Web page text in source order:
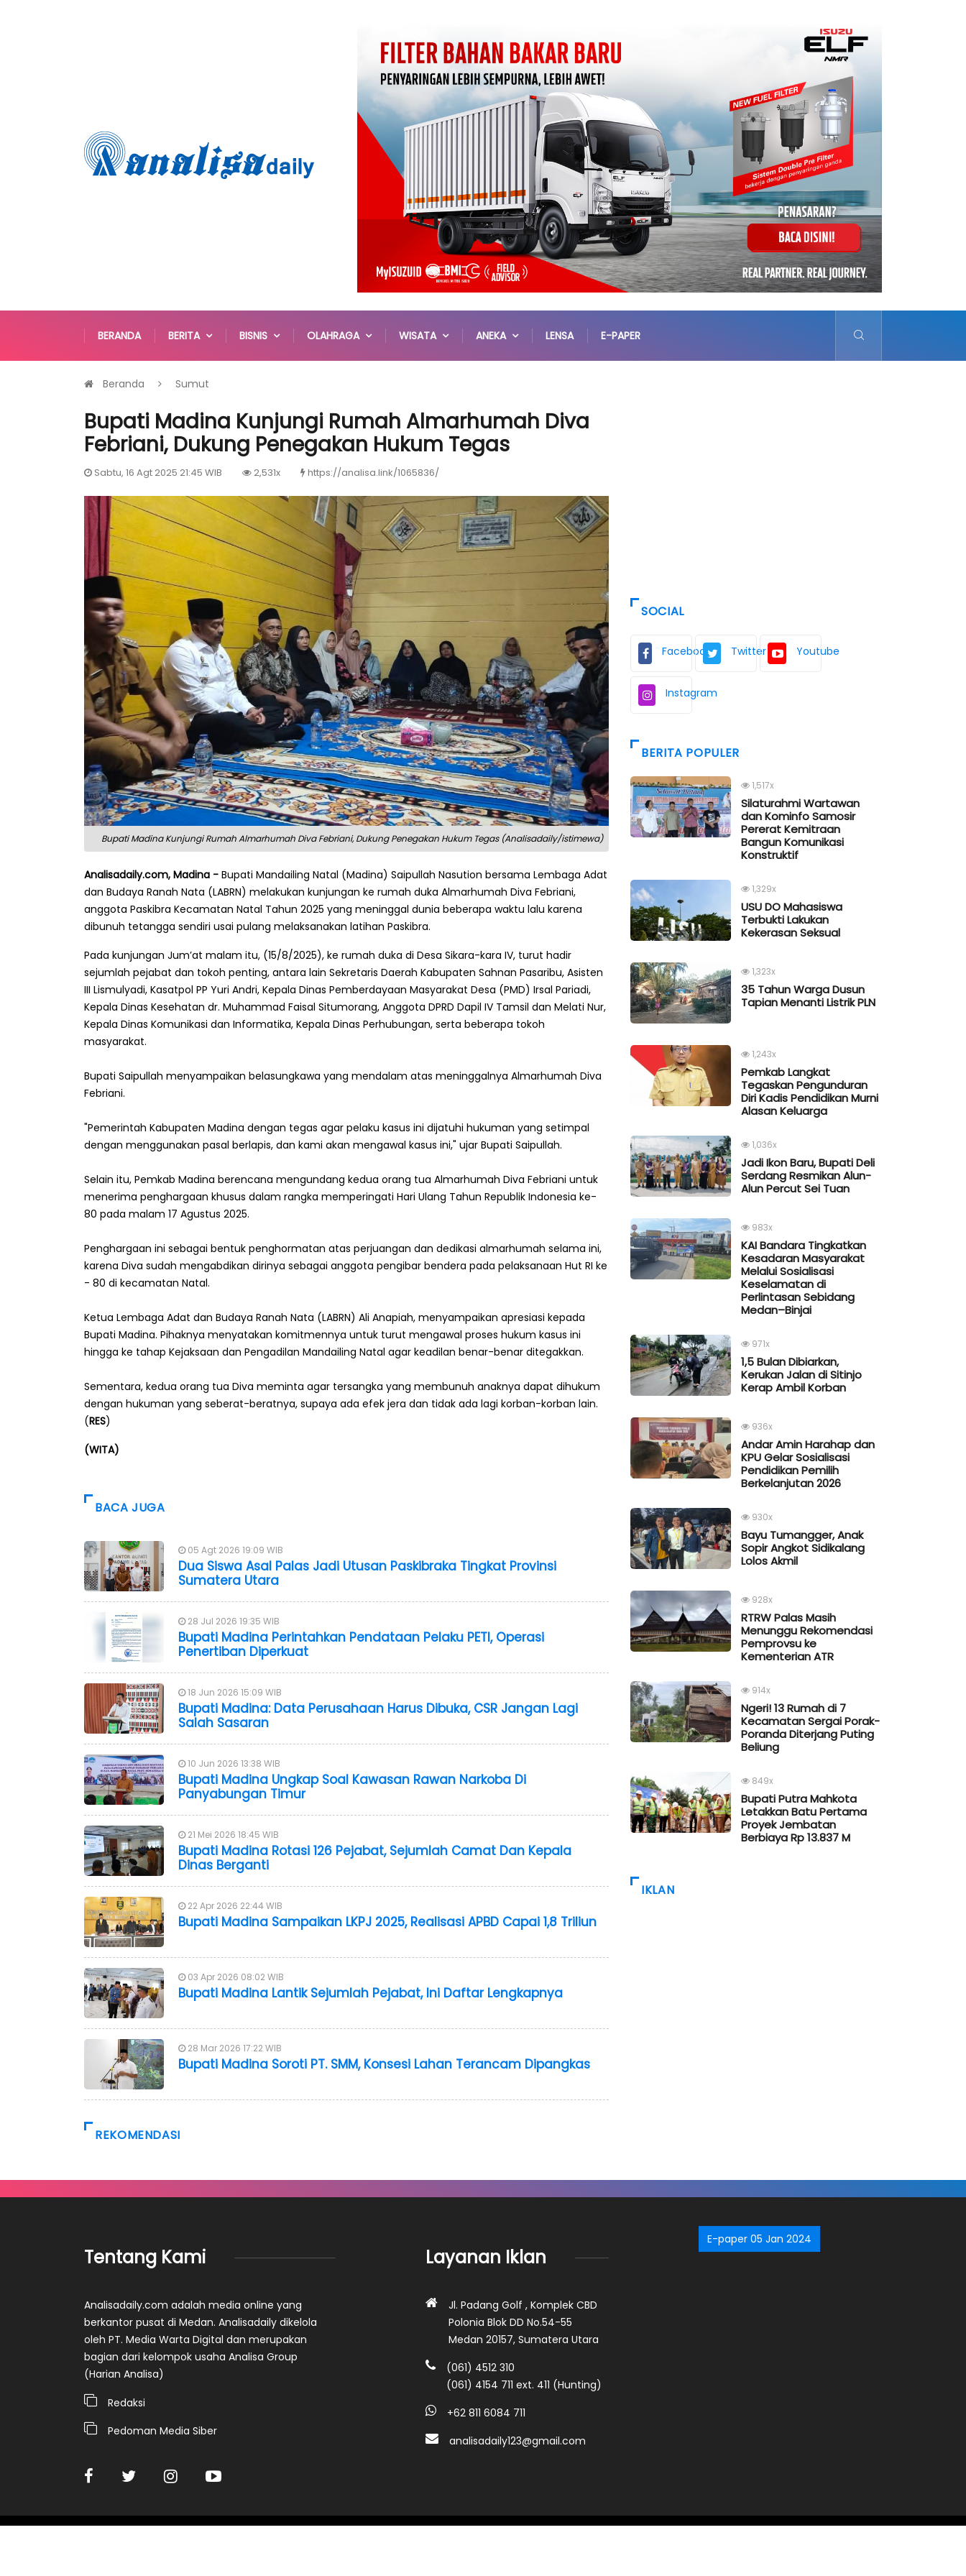
BERANDA BERITA BISNIS OLAHRAGA WISATA ANEKA LENSA E-PAPER
Beranda Sumut
Bupati Madina Kunjungi Rumah Almarhumah Diva
Febriani, Dukung Penegakan Hukum Tegas
Sabtu, 16 Agt 2025 21:45 WIB 2,531x https://analisa.link/1065836/
Bupati Madina Kunjungi Rumah Almarhumah Diva Febriani, Dukung Penegakan Hukum Tegas (Analisadaily/istimewa)
Analisadaily.com, Madina - Bupati Mandailing Natal (Madina) Saipullah Nasution bersama Lembaga Adat
dan Budaya Ranah Nata (LABRN) melakukan kunjungan ke rumah duka Almarhumah Diva Febriani,
anggota Paskibra Kecamatan Natal Tahun 2025 yang meninggal dunia beberapa waktu lalu karena
dibunuh tetangga sendiri usai pulang melaksanakan latihan Paskibra.
Pada kunjungan Jum’at malam itu, (15/8/2025), ke rumah duka di Desa Sikara-kara IV, turut hadir
sejumlah pejabat dan tokoh penting, antara lain Sekretaris Daerah Kabupaten Sahnan Pasaribu, Asisten
III Lismulyadi, Kasatpol PP Yuri Andri, Kepala Dinas Pemberdayaan Masyarakat Desa (PMD) Irsal Pariadi,
Kepala Dinas Kesehatan dr. Muhammad Faisal Situmorang, Anggota DPRD Dapil IV Tamsil dan Melati Nur,
Kepala Dinas Komunikasi dan Informatika, Kepala Dinas Perhubungan, serta beberapa tokoh
masyarakat.
‎Bupati Saipullah menyampaikan belasungkawa yang mendalam atas meninggalnya Almarhumah Diva
Febriani.
‎"Pemerintah Kabupaten Madina dengan tegas agar pelaku kasus ini dijatuhi hukuman yang setimpal
dengan menggunakan pasal berlapis, dan kami akan mengawal kasus ini," ujar Bupati Saipullah.
‎Selain itu, Pemkab Madina berencana mengundang kedua orang tua Almarhumah Diva Febriani untuk
menerima penghargaan khusus dalam rangka memperingati Hari Ulang Tahun Republik Indonesia ke-
80 pada malam 17 Agustus 2025.
‎Penghargaan ini sebagai bentuk penghormatan atas perjuangan dan dedikasi almarhumah selama ini,
karena Diva sudah mengabdikan dirinya sebagai anggota pengibar bendera pada pelaksanaan Hut RI ke
- 80 di kecamatan Natal.
‎Ketua Lembaga Adat dan Budaya Ranah Nata (LABRN) Ali Anapiah, menyampaikan apresiasi kepada
Bupati Madina. Pihaknya menyatakan komitmennya untuk turut mengawal proses hukum kasus ini
hingga ke tahap Kejaksaan dan Pengadilan Mandailing Natal agar keadilan benar-benar ditegakkan.
‎Sementara, kedua orang tua Diva meminta agar tersangka yang membunuh anaknya dapat dihukum
dengan hukuman yang seberat-beratnya, supaya ada efek jera dan tidak ada lagi korban-korban lain.
(RES)
(WITA)
BACA JUGA
05 Agt 2026 19:09 WIB
Dua Siswa Asal Palas Jadi Utusan Paskibraka Tingkat Provinsi
Sumatera Utara
28 Jul 2026 19:35 WIB
Bupati Madina Perintahkan Pendataan Pelaku PETI, Operasi
Penertiban Diperkuat
18 Jun 2026 15:09 WIB
Bupati Madina: Data Perusahaan Harus Dibuka, CSR Jangan Lagi
Salah Sasaran
10 Jun 2026 13:38 WIB
Bupati Madina Ungkap Soal Kawasan Rawan Narkoba Di
Panyabungan Timur
21 Mei 2026 18:45 WIB
Bupati Madina Rotasi 126 Pejabat, Sejumlah Camat Dan Kepala
Dinas Berganti
22 Apr 2026 22:44 WIB
Bupati Madina Sampaikan LKPJ 2025, Realisasi APBD Capai 1,8 Triliun
03 Apr 2026 08:02 WIB
Bupati Madina Lantik Sejumlah Pejabat, Ini Daftar Lengkapnya
28 Mar 2026 17:22 WIB
Bupati Madina Soroti PT. SMM, Konsesi Lahan Terancam Dipangkas
REKOMENDASI
SOCIAL
Facebook Twitter Youtube
Instagram
BERITA POPULER
1,517x
Silaturahmi Wartawan
dan Kominfo Samosir
Pererat Kemitraan
Bangun Komunikasi
Konstruktif
1,329x
USU DO Mahasiswa
Terbukti Lakukan
Kekerasan Seksual
1,323x
35 Tahun Warga Dusun
Tapian Menanti Listrik PLN
1,243x
Pemkab Langkat
Tegaskan Pengunduran
Diri Kadis Pendidikan Murni
Alasan Keluarga
1,036x
Jadi Ikon Baru, Bupati Deli
Serdang Resmikan Alun-
Alun Percut Sei Tuan
983x
KAI Bandara Tingkatkan
Kesadaran Masyarakat
Melalui Sosialisasi
Keselamatan di
Perlintasan Sebidang
Medan–Binjai
971x
1,5 Bulan Dibiarkan,
Kerukan Jalan di Sitinjo
Kerap Ambil Korban
936x
Andar Amin Harahap dan
KPU Gelar Sosialisasi
Pendidikan Pemilih
Berkelanjutan 2026
930x
Bayu Tumangger, Anak
Sopir Angkot Sidikalang
Lolos Akmil
928x
RTRW Palas Masih
Menunggu Rekomendasi
Pemprovsu ke
Kementerian ATR
914x
Ngeri! 13 Rumah di 7
Kecamatan Sergai Porak-
Poranda Diterjang Puting
Beliung
849x
Bupati Putra Mahkota
Letakkan Batu Pertama
Proyek Jembatan
Berbiaya Rp 13.837 M
IKLAN
Tentang Kami
Analisadaily.com adalah media online yang
berkantor pusat di Medan. Analisadaily dikelola
oleh PT. Media Warta Digital dan merupakan
bagian dari kelompok usaha Analisa Group
(Harian Analisa)
Redaksi
Pedoman Media Siber
Layanan Iklan
Jl. Padang Golf , Komplek CBD
Polonia Blok DD No.54-55
Medan 20157, Sumatera Utara
(061) 4512 310
(061) 4154 711 ext. 411 (Hunting)
+62 811 6084 711
analisadaily123@gmail.com
E-paper 05 Jan 2024